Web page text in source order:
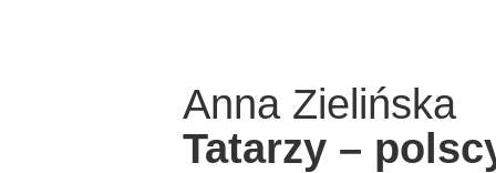
Anna Zielińska
Tatarzy –